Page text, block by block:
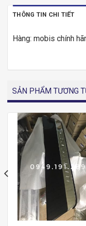
THÔNG TIN CHI TIẾT
Hàng: mobis chính
SẢN PHẨM TƯƠNG